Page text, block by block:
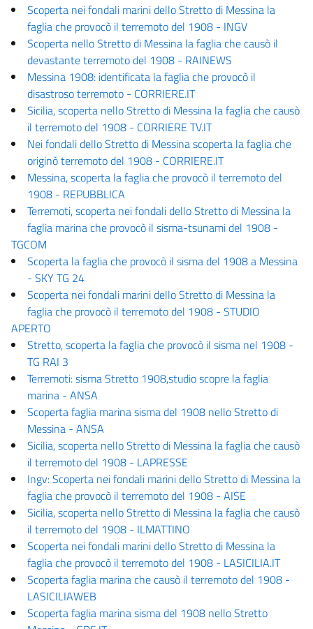
Scoperta nei fondali marini dello Stretto di Messina la
faglia che provocò il terremoto del 1908 - INGV
Scoperta nello Stretto di Messina la faglia che causò il
devastante terremoto del 1908 - RAINEWS
Messina 1908: identificata la faglia che provocò il
disastroso terremoto - CORRIERE.IT
Sicilia, scoperta nello Stretto di Messina la faglia che causò
il terremoto del 1908 - CORRIERE TV.IT
Nei fondali dello Stretto di Messina scoperta la faglia che
originò terremoto del 1908 - CORRIERE.IT
Messina, scoperta la faglia che provocò il terremoto del
1908 - REPUBBLICA
Terremoti, scoperta nei fondali dello Stretto di Messina la
faglia marina che provocò il sisma-tsunami del 1908 -
TGCOM
Scoperta la faglia che provocò il sisma del 1908 a Messina
- SKY TG 24
Scoperta nei fondali marini dello Stretto di Messina la
faglia che provocò il terremoto del 1908 - STUDIO
APERTO
Stretto, scoperta la faglia che provocò il sisma nel 1908 -
TG RAI 3
Terremoti: sisma Stretto 1908,studio scopre la faglia
marina - ANSA
Scoperta faglia marina sisma del 1908 nello Stretto di
Messina - ANSA
Sicilia, scoperta nello Stretto di Messina la faglia che causò
il terremoto del 1908 - LAPRESSE
Ingv: Scoperta nei fondali marini dello Stretto di Messina la
faglia che provocò il terremoto del 1908 - AISE
Sicilia, scoperta nello Stretto di Messina la faglia che causò
il terremoto del 1908 - ILMATTINO
Scoperta nei fondali marini dello Stretto di Messina la
faglia che provocò il terremoto del 1908 - LASICILIA.IT
Scoperta faglia marina che causò il terremoto del 1908 -
LASICILIAWEB
Scoperta faglia marina sisma del 1908 nello Stretto